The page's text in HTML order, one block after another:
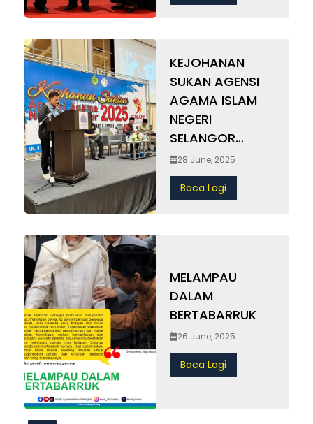
KEJOHANAN
SUKAN AGENSI
AGAMA ISLAM
NEGERI
SELANGOR
(SUKANS) 2025
28 June, 2025
Baca Lagi
MELAMPAU
DALAM
BERTABARRUK
26 June, 2025
Baca Lagi